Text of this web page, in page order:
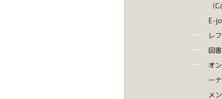
（
E-
レ
図
オ
ー
メ